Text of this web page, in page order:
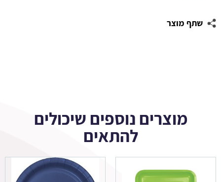
שתף מוצר
מוצרים נוספים שיכולים
להתאים